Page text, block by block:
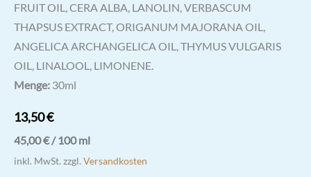
FRUIT OIL, CERA ALBA, LANOLIN, VERBASCUM
THAPSUS EXTRACT, ORIGANUM MAJORANA OIL,
ANGELICA ARCHANGELICA OIL, THYMUS VULGARIS
OIL, LINALOOL, LIMONENE.
Menge: 30ml
13,50€
45,00€/100 ml
inkl. MwSt.zzgl.Versandkosten